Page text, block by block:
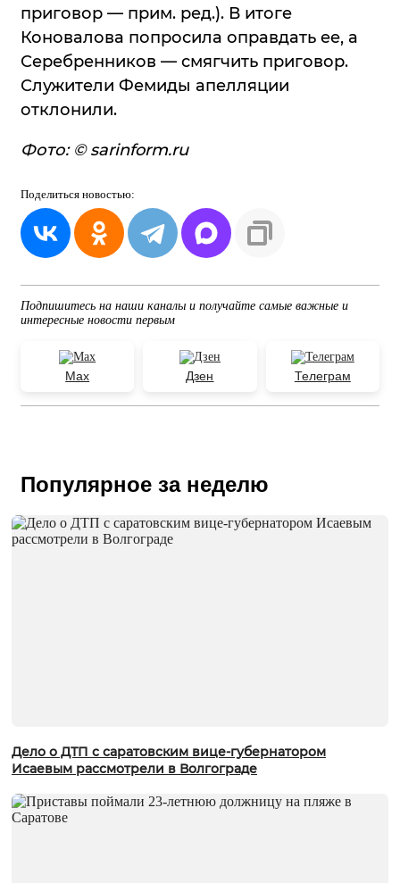
приговор — прим. ред.). В итоге
Коновалова попросила оправдать ее, а
Серебренников — смягчить приговор.
Служители Фемиды апелляции
отклонили.
Фото: © sarinform.ru
Поделиться новостью:
Подпишитесь на наши каналы и получайте самые важные и
интересные новости первым
Max Дзен Телеграм
Популярное за неделю
Дело о ДТП с саратовским вице-губернатором
Исаевым рассмотрели в Волгограде